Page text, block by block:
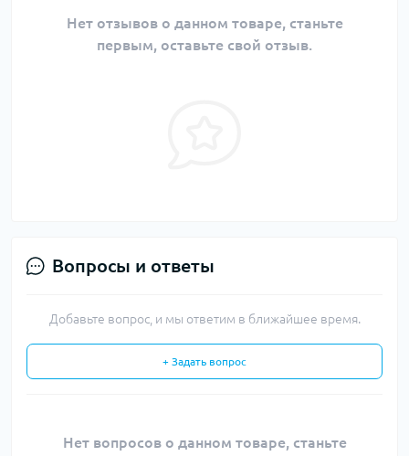
Нет отзывов о данном товаре, станьте
первым, оставьте свой отзыв.
Вопросы и ответы
Добавьте вопрос, и мы ответим в ближайшее время.
+ Задать вопрос
Нет вопросов о данном товаре, станьте